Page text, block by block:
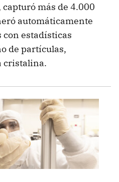
más de 4.000
automáticamente
estadísticas
de partículas,
cristalina.